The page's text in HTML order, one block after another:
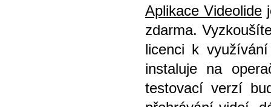
Aplikace Videolide
zdarma.
licenci k
instaluje na
testovací verzí